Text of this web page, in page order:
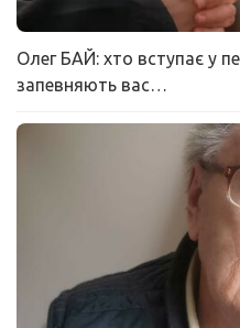
Олег БАЙ: хто вступає у
запевняють вас…